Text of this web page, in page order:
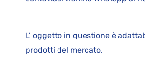
L’ oggetto in questione è
prodotti del